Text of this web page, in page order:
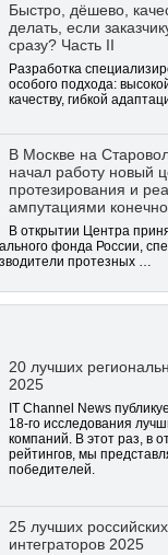
Быстро, дёшево,
делать, если
сразу? Часть II
Разработка
особого подхода:
качеству, гибкой
В Москве на
начал работу новый
протезирования и
ампутациями
В открытии Центра
фонда России,
протезных …
20 лучших
2025
IT Channel News
18-го исследования
компаний. В этот раз, в
рейтингов, мы
победителей.
25 лучших
интеграторов 2025